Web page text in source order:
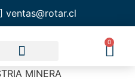
ventas@rotar.cl
0
MINERA